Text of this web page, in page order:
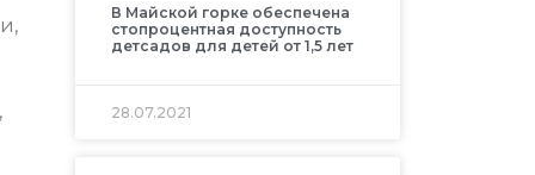
В Майской горке обеспечена
стопроцентная доступность
детсадов для детей от 1,5 лет
28.07.2021